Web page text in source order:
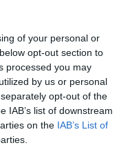
of your personal or
opt-out section to
processed you may
by us or personal
opt-out of the
IAB’s list of downstream
on the IAB’s List of
BÁV ART
Cím: BÁV ZRt.
1027 Budapest,
Telefon: (06 1) 331 0513
Weboldal:http://bav-
múltú, 240 esztendeje